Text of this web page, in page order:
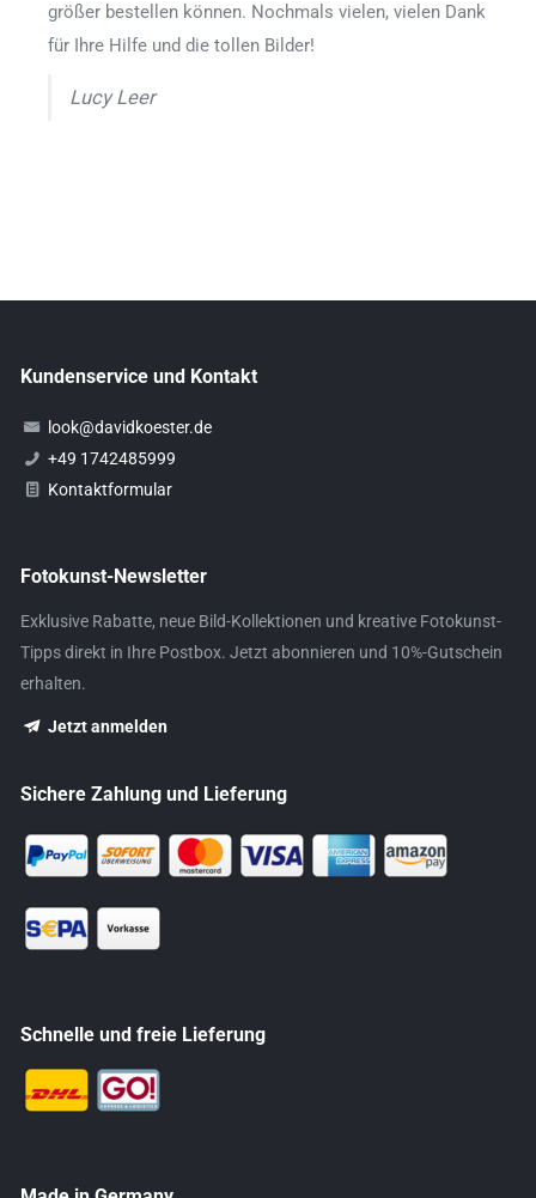
größer bestellen können. Nochmals vielen, vielen Dank
für Ihre Hilfe und die tollen Bilder!
Lucy Leer
Kundenservice und Kontakt
look@davidkoester.de
+49 1742485999
Kontaktformular
Fotokunst-Newsletter
Exklusive Rabatte, neue Bild-Kollektionen und kreative Fotokunst-
Tipps direkt in Ihre Postbox. Jetzt abonnieren und 10%-Gutschein
erhalten.
Jetzt anmelden
Sichere Zahlung und Lieferung
Schnelle und freie Lieferung